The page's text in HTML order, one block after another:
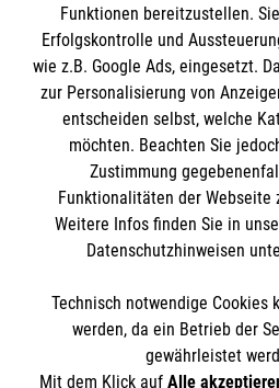
Impressum
Datenschutz
Kontakt
Die Malteser
Malteser in Deutschland
Malteserorden
Sharepoint
Spendenkonto
Bank: Pax-Bank für Kirche
IBAN:
So finden Sie uns
Funktionen bereitzustellen.
Erfolgskontrolle und
wie z.B. Google Ads, eingesetzt.
zur Personalisierung von
entscheiden selbst, welche
möchten. Beachten Sie
Zustimmung
Funktionalitäten der Webseite
Weitere Infos finden Sie in
Datenschutzhinweisen
Technisch notwendige Cookies
werden, da ein Betrieb der
gewährleistet
Mit dem Klick auf Alle